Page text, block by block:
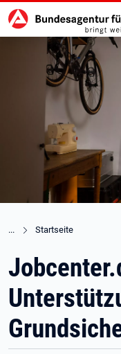
zu den Hauptinhalten
Startseite